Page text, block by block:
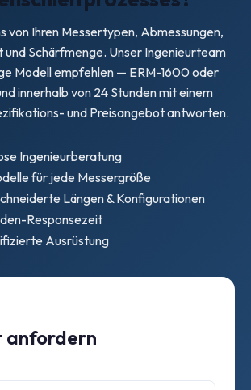
von Ihren Messertypen, Abmessungen,
Schärfmenge. Unser Ingenieurteam
Modell empfehlen — ERM-1600 oder
innerhalb von 24 Stunden mit einem
und Preisangebot antworten.
Ingenieurberatung
für jede Messergröße
Längen & Konfigurationen
Responsezeit
Ausrüstung
anfordern